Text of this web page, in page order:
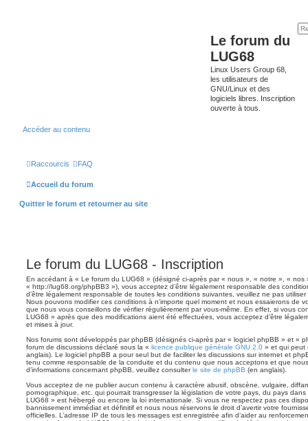
Le forum du
LUG68
Linux Users Group 68,
les utilisateurs de
GNU/Linux et des
logiciels libres. Inscription
ouverte à tous.
Accéder au contenu
Raccourcis FAQ
Accueil du forum
Quitter le forum et retourner au site
Le forum du LUG68 - Inscription
En accédant à « Le forum du LUG68 » (désigné ci-après par « nous », « notre », « nos
« http://lug68.org/phpBB3 »), vous acceptez d’être légalement responsable des
d’être légalement responsable de toutes les conditions suivantes, veuillez ne pas
Nous pouvons modifier ces conditions à n’importe quel moment et nous essaierons de
que nous vous conseillons de vérifier régulièrement par vous-même. En effet, si vous
LUG68 » après que des modifications aient été effectuées, vous acceptez d’être
et mises à jour.
Nos forums sont développés par phpBB (désignés ci-après par « logiciel phpBB » et «
forum de discussions déclaré sous la « licence publique générale GNU 2.0 » et qui peut
anglais). Le logiciel phpBB a pour seul but de faciliter les discussions sur internet et
tenu comme responsable de la conduite et du contenu que nous acceptons et que
d’informations concernant phpBB, veuillez consulterle site de phpBB (en anglais).
Vous acceptez de ne publier aucun contenu à caractère abusif, obscène, vulgaire,
pornographique, etc. qui pourrait transgresser la législation de votre pays, du pays
LUG68 » est hébergé ou encore la loi internationale. Si vous ne respectez pas ces
bannissement immédiat et définitif et nous nous réservons le droit d’avertir votre
officielles. L’adresse IP de tous les messages est enregistrée afin d’aider au